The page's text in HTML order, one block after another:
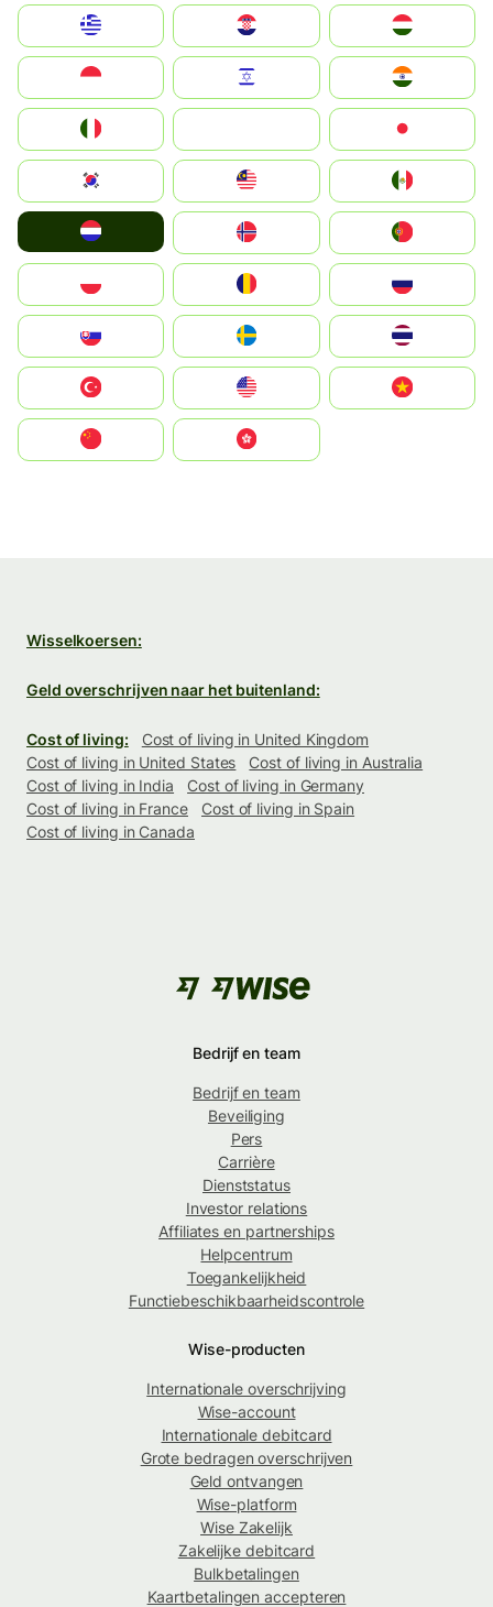
Magyarország
South Korea
United States
中國香港特別行政區
Wisselkoersen:
Geld overschrijven naar het buitenland:
Cost of living:
Cost of living in United Kingdom
Cost of living in United States
Cost of living in Australia
Cost of living in India
Cost of living in Germany
Cost of living in France
Cost of living in Spain
Cost of living in Canada
Bedrijf en team
Bedrijf en team
Beveiliging
Pers
Carrière
Dienststatus
Investor relations
Affiliates en partnerships
Helpcentrum
Toegankelijkheid
Functiebeschikbaarheidscontrole
Wise-producten
Internationale overschrijving
Wise-account
Internationale debitcard
Grote bedragen overschrijven
Geld ontvangen
Wise-platform
Wise Zakelijk
Zakelijke debitcard
Bulkbetalingen
Kaartbetalingen accepteren